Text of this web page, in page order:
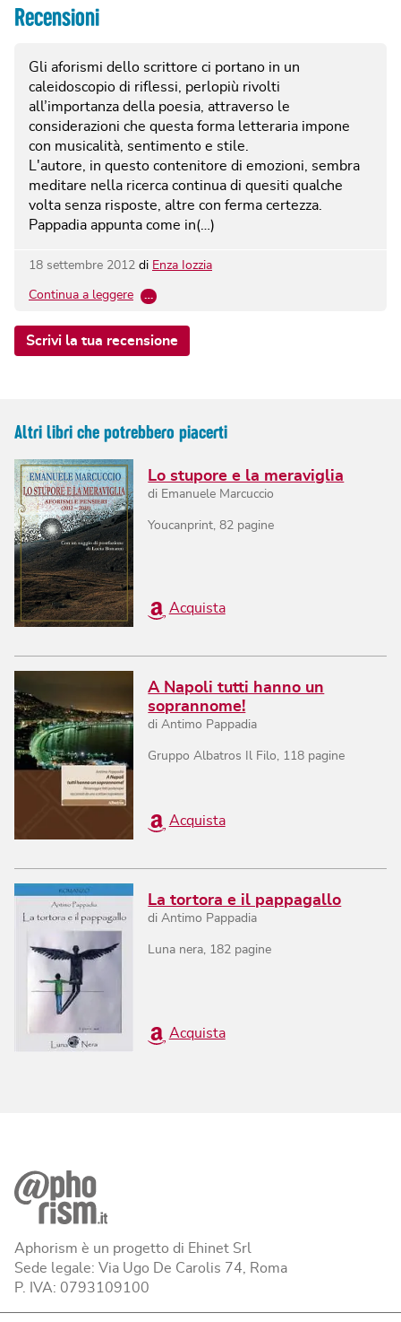
Recensioni
Gli aforismi dello scrittore ci portano in un
caleidoscopio di riflessi, perlopiù rivolti
all’importanza della poesia, attraverso le
considerazioni che questa forma letteraria impone
con musicalità, sentimento e stile.
L'autore, in questo contenitore di emozioni, sembra
meditare nella ricerca continua di quesiti qualche
volta senza risposte, altre con ferma certezza.
Pappadia appunta come in(…)
18 settembre 2012 di Enza Iozzia
Continua a leggere …
Scrivi la tua recensione
Altri libri che potrebbero piacerti
Lo stupore e la meraviglia
di Emanuele Marcuccio
Youcanprint,82 pagine
Acquista
A Napoli tutti hanno un
soprannome!
diAntimo Pappadia
Gruppo Albatros Il Filo, 118 pagine
Acquista
La tortora e il pappagallo
diAntimo Pappadia
Luna nera, 182 pagine
Acquista
Aphorism è un progetto di Ehinet Srl
Sede legale: Via Ugo De Carolis 74, Roma
P. IVA: 0793109100